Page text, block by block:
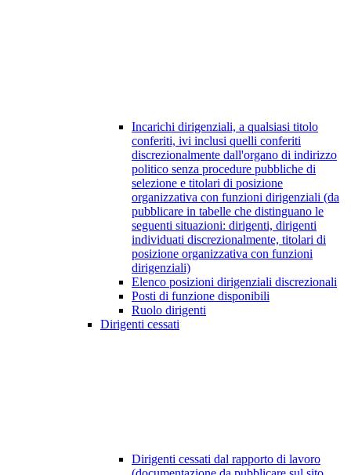
Incarichi dirigenziali, a qualsiasi titolo
conferiti, ivi inclusi quelli conferiti
discrezionalmente dall'organo di indirizzo
politico senza procedure pubbliche di
selezione e titolari di posizione
organizzativa con funzioni dirigenziali (da
pubblicare in tabelle che distinguano le
seguenti situazioni: dirigenti, dirigenti
individuati discrezionalmente, titolari di
posizione organizzativa con funzioni
dirigenziali)
Elenco posizioni dirigenziali discrezionali
Posti di funzione disponibili
Ruolo dirigenti
Dirigenti cessati
Dirigenti cessati dal rapporto di lavoro